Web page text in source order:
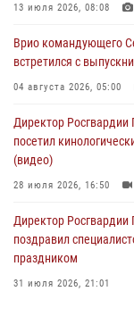
В Москве
08 августа 2026, 06:32
Спецназ Росгвардии
08 августа 2026, 06:15
13 июля 2026, 08:08
Врио командующего
встретился с
04 августа 2026, 05:00
Директор Росгвардии
посетил
(видео)
28 июля 2026, 16:50
Директор Росгвардии
поздравил
праздником
31 июля 2026, 21:01